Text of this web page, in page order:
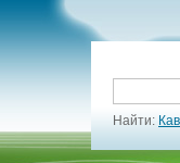
Найти: